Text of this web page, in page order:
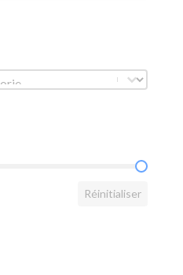
Réinitialiser